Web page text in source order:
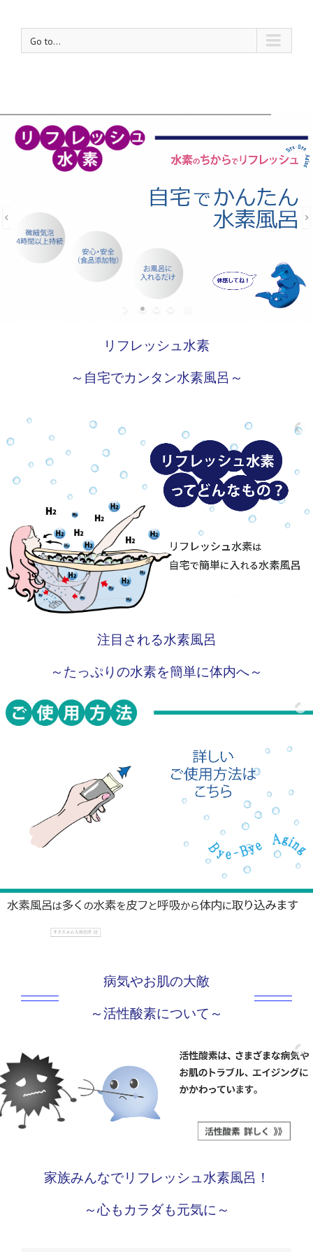
Go to...
リフレッシュ水素
～自宅でカンタン水素風呂～
注目される水素風呂
～たっぷりの水素を簡単に体内へ～
病気やお肌の大敵
～活性酸素について～
家族みんなでリフレッシュ水素風呂！
～心もカラダも元気に～